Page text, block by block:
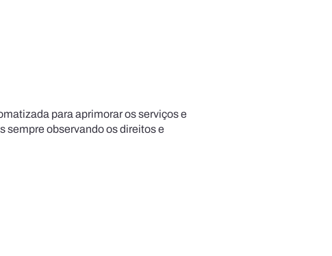
para aprimorar os serviços e
sempre observando os direitos e